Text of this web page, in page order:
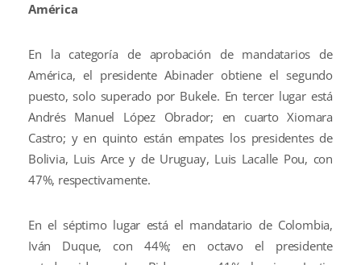
América
En la categoría de aprobación de mandatarios de
América, el presidente Abinader obtiene el segundo
puesto, solo superado por Bukele. En tercer lugar está
Andrés Manuel López Obrador; en cuarto Xiomara
Castro; y en quinto están empates los presidentes de
Bolivia, Luis Arce y de Uruguay, Luis Lacalle Pou, con
47%, respectivamente.
En el séptimo lugar está el mandatario de Colombia,
Iván Duque, con 44%; en octavo el presidente